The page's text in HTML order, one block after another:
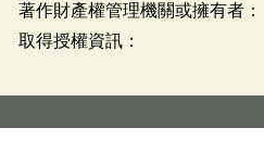
著作財產權管理機關或擁有者：
取得授權資訊：